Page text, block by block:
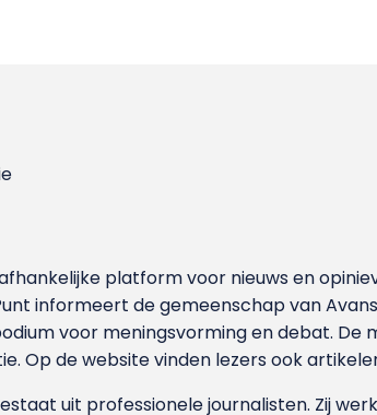
platform voor nieuws en
informeert de gemeenschap van
voor meningsvorming en debat. De
Op de website vinden lezers ook
uit professionele journalisten. Zij